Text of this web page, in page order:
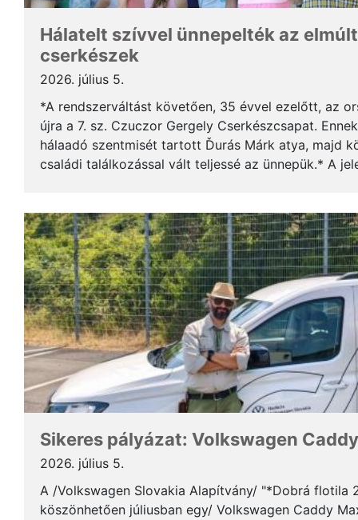
Hálatelt szívvel ünnepelték az
cserkészek
2026. július 5.
*A rendszerváltást követően, 35 évvel ezelőtt, az
újra a 7. sz. Czuczor Gergely Cserkészcsapat.
hálaadó szentmisét tartott Ďurás Márk atya, majd
családi találkozással vált teljessé az ünnepük.* A
Sikeres pályázat: Volkswagen
2026. július 5.
A /Volkswagen Slovakia Alapítvány/ "*Dobrá flotila
köszönhetően júliusban egy/ Volkswagen Caddy